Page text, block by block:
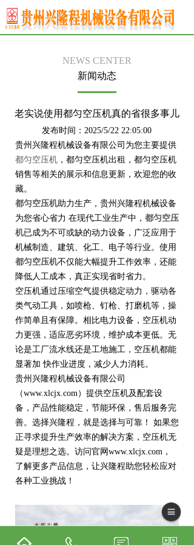
NEWS CENTER
新闻动态
老实说使用都匀空压机真的省很多事儿
发布时间：2025/5/22 22:05:00
贵州兴隆程机械设备有限公司为您主要提供
都匀空压机，都匀空压机出租，都匀空压机
销售等相关的展示和信息更新，欢迎您的收
藏。
都匀空压机助力生产，贵州兴隆程机械设备
为您省心省力 在现代工业生产中， 都匀空压
机已成为不可或缺的动力设备，广泛应用于
机械制造、建筑、化工、电子等行业。使用
都匀空压机不仅能大幅提升工作效率，还能
降低人工成本，真正实现省时省力。
空压机通过压缩空气提供稳定动力，驱动各
类气动工具，如喷枪、钉枪、打磨机等，操
作简单且有保障。相比电力设备，空压机动
力更强，适应恶劣环境，维护成本更低。无
论是工厂流水线还是工地施工，空压机都能
显著加 快作业进度，减少人力消耗。
贵州兴隆程机械设备有限公司
（www.xlcjx.com）提供空压机及配套设
备，产品性能稳定，节能环保，售后服务完
善。选择兴隆程，就是选择与可靠！ 如果您
正寻求提升生产效率的解决方案，空压机无
疑是理想之选。访问官网www.xlcjx.com，
了解更多产品信息，让兴隆程助您轻松应对
各种工业挑战！